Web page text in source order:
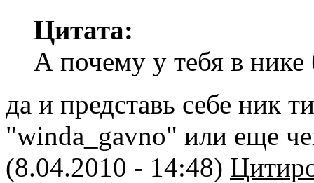
Цитата:
А почему у тебя в
да и представь себе ник
"winda_gavno" или еще
(8.04.2010 - 14:48)